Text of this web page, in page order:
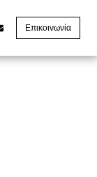
Επικοινωνία